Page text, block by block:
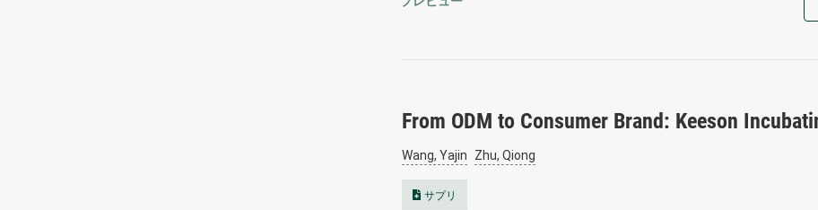
From ODM to Consumer Brand: Keeson
Wang, Yajin Zhu, Qiong
サプリ